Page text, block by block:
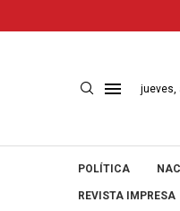
jueves,
POLÍTICA
REVISTA IMPRESA